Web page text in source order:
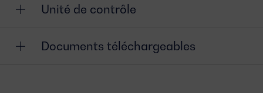
Unité de contrôle
Documents téléchargeables